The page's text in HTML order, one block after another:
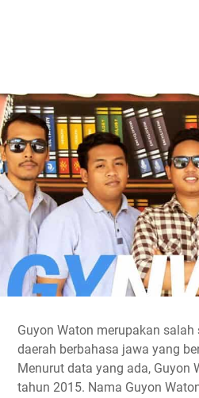
Guyon Waton merupakan
daerah berbahasa jawa yang
Menurut data yang ada, Guyon
tahun 2015. Nama Guyon